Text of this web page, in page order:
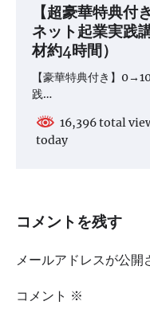
【超豪華特典
ネット起業実践
材約4時間）
【豪華特典付き】
践…
16,396 total
today
コメントを残す
メールアドレスが公開
コメント ※